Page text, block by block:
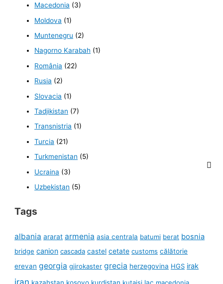
Macedonia (3)
Moldova (1)
Muntenegru (2)
Nagorno Karabah (1)
România (22)
Rusia (2)
Slovacia (1)
Tadjikistan (7)
Transnistria (1)
Turcia (21)
Turkmenistan (5)
Ucraina (3)
Uzbekistan (5)
Tags
albania ararat armenia asia centrala batumi berat bosnia
bridge canion cascada castel cetate customs călătorie
erevan georgia gjirokaster grecia herzegovina HGS irak
iran kazahstan kosovo kurdistan kutaisi lac macedonia